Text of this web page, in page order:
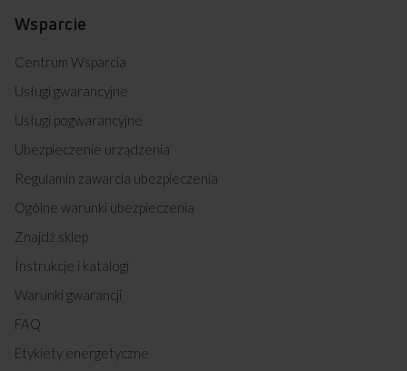
Wsparcie
Centrum Wsparcia
Usługi gwarancyjne
Usługi pogwarancyjne
Ubezpieczenie urządzenia
Regulamin zawarcia ubezpieczenia
Ogólne warunki ubezpieczenia
Znajdź sklep
Instrukcje i katalogi
Warunki gwarancji
FAQ
Etykiety energetyczne